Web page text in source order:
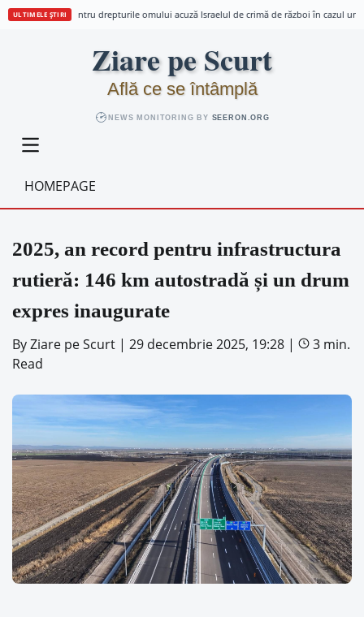
ULTIMELE ȘTIRI
organizații pentru drepturile omului acuză Israelul de crimă de război în cazul unei
Ziare pe Scurt
Află ce se întâmplă
NEWS MONITORING BY SEERON.ORG
HOMEPAGE
2025, an record pentru infrastructura
rutieră: 146 km autostradă și un drum
expres inaugurate
ByZiare pe Scurt | 29 decembrie 2025, 19:28 |
3 min.
Read